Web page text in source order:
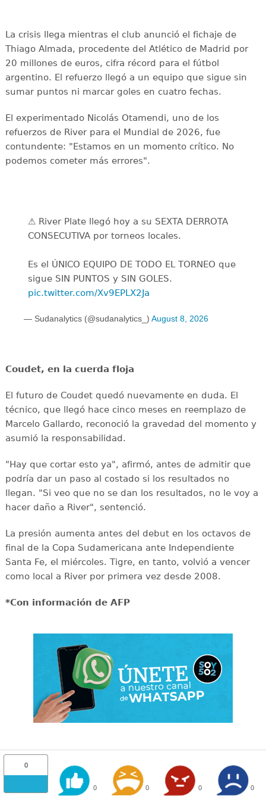
La crisis llega mientras el club anunció el fichaje de
Thiago Almada, procedente del Atlético de Madrid por
20 millones de euros, cifra récord para el fútbol
argentino. El refuerzo llegó a un equipo que sigue sin
sumar puntos ni marcar goles en cuatro fechas.
El experimentado Nicolás Otamendi, uno de los
refuerzos de River para el Mundial de 2026, fue
contundente: "Estamos en un momento crítico. No
podemos cometer más errores".
⚠️ River Plate llegó hoy a su SEXTA DERROTA
CONSECUTIVA por torneos locales.
Es el ÚNICO EQUIPO DE TODO EL TORNEO que
sigue SIN PUNTOS y SIN GOLES.
pic.twitter.com/Xv9EPLX2Ja
— Sudanalytics (@sudanalytics_) August 8, 2026
Coudet, en la cuerda floja
El futuro de Coudet quedó nuevamente en duda. El
técnico, que llegó hace cinco meses en reemplazo de
Marcelo Gallardo, reconoció la gravedad del momento y
asumió la responsabilidad.
"Hay que cortar esto ya", afirmó, antes de admitir que
podría dar un paso al costado si los resultados no
llegan. "Si veo que no se dan los resultados, no le voy a
hacer daño a River", sentenció.
La presión aumenta antes del debut en los octavos de
final de la Copa Sudamericana ante Independiente
Santa Fe, el miércoles. Tigre, en tanto, volvió a vencer
como local a River por primera vez desde 2008.
*Con información de AFP
0
0 0 0 0